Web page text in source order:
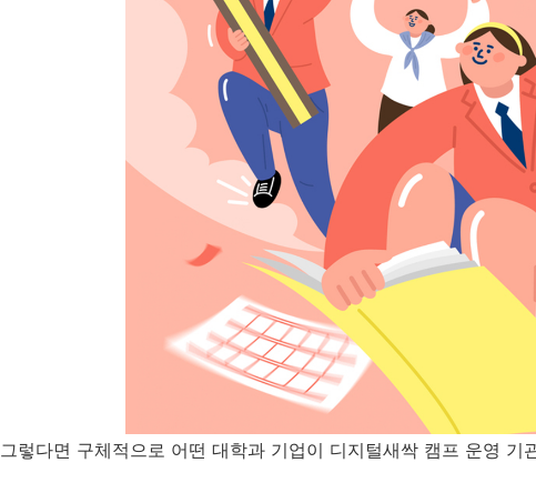
그렇다면 구체적으로 어떤 대학과 기업이 디지털새싹 캠프 운영 기